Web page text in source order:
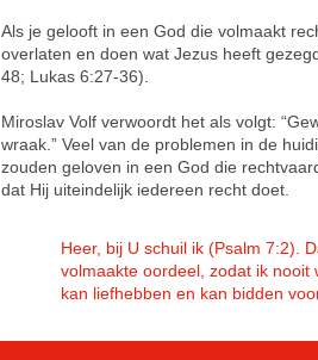
Als je gelooft in een God die volmaakt
overlaten en doen wat Jezus heeft
48; Lukas 6:27-36).
Miroslav Volf verwoordt het als volgt:
wraak.” Veel van de problemen in de
zouden geloven in een God die
dat Hij uiteindelijk iedereen recht doet.
Heer, bij U schuil ik (Psalm 7:2).
volmaakte oordeel, zodat ik
kan liefhebben en kan bidden